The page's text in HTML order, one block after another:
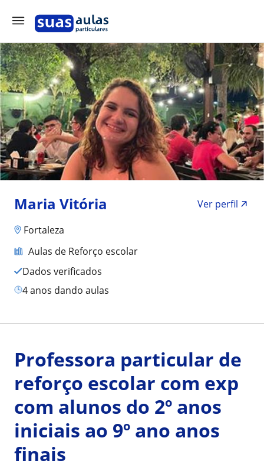
Maria Vitória
Ver perfil
Fortaleza
Aulas de Reforço escolar
Dados verificados
4 anos dando aulas
Professora particular de
reforço escolar com exp
com alunos do 2º anos
iniciais ao 9º ano anos
finais